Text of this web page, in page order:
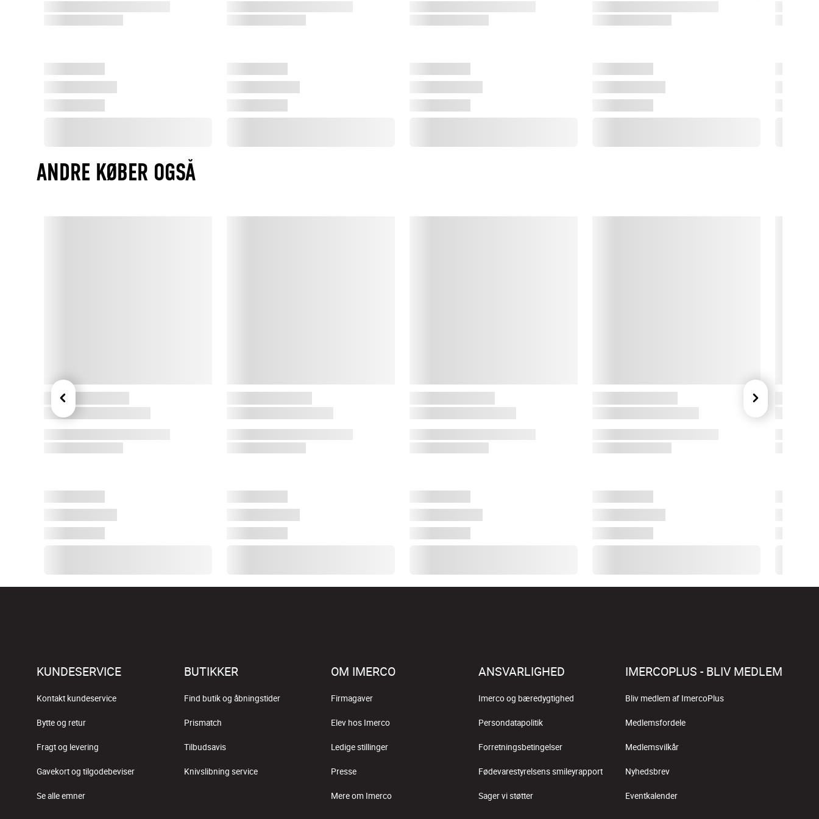
Gennem samarbejder med internationale designere og
ANDRE KØBER OGSÅ
KUNDESERVICE
Kontakt kundeservice
Bytte og retur
Fragt og levering
Gavekort og tilgodebeviser
Se alle emner
BUTIKKER
Find butik og åbningstider
Prismatch
Tilbudsavis
Knivslibning service
OM IMERCO
Firmagaver
Elev hos Imerco
Ledige stillinger
Presse
Mere om Imerco
ANSVARLIGHED
Imerco og bæredygtighed
Persondatapolitik
Forretningsbetingelser
Fødevarestyrelsens smileyrapport
Sager vi støtter
IMERCOPLUS - BLIV MEDLEM
Bliv medlem af ImercoPlus
Medlemsfordele
Medlemsvilkår
Nyhedsbrev
Eventkalender